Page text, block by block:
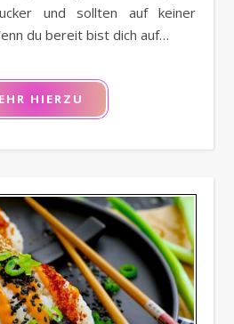
und sollten auf keiner
du bereit bist dich auf…
HIERZU